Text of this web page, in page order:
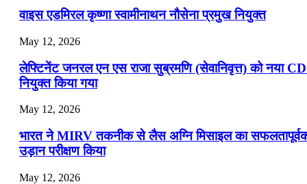
वाइस एडमिरल कृष्णा स्वामीनाथन नौसेना प्रमुख नियुक्त
May 12, 2026
लेफ्टिनेंट जनरल एन एस राजा सुब्रमणि (सेवानिवृत्त) को नया
नियुक्त किया गया
May 12, 2026
भारत ने MIRV तकनीक से लैस अग्नि मिसाइल का
उड़ान परीक्षण किया
May 12, 2026